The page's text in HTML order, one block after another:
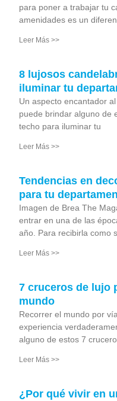
para poner a trabajar tu
amenidades es un
Leer Más >>
8 lujosos
iluminar tu
Un aspecto encantador
puede brindar alguno de
techo para iluminar tu
Leer Más >>
Tendencias en
para tu
Imagen de Brea The
entrar en una de las
año. Para recibirla como
Leer Más >>
7 cruceros de lujo
mundo
Recorrer el mundo por
experiencia
alguno de estos 7
Leer Más >>
¿Por qué vivir en